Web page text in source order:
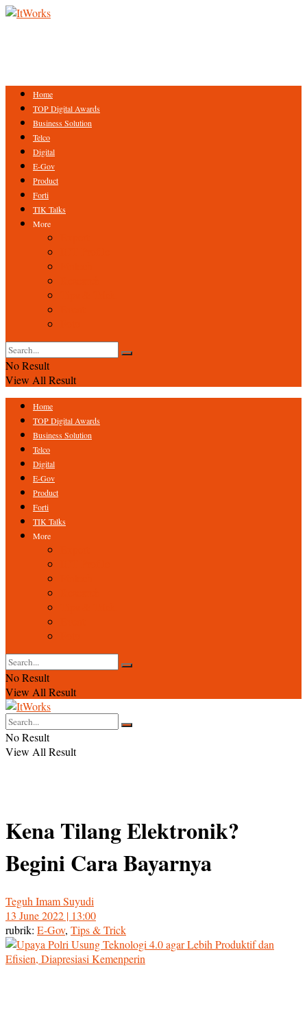
Home
TOP Digital Awards
Business Solution
Telco
Digital
E-Gov
Product
Forti
TIK Talks
More
No Result
View All Result
Home
TOP Digital Awards
Business Solution
Telco
Digital
E-Gov
Product
Forti
TIK Talks
More
No Result
View All Result
No Result
View All Result
Kena Tilang Elektronik?
Begini Cara Bayarnya
Teguh Imam Suyudi
13 June 2022 | 13:00
rubrik: E-Gov, Tips & Trick